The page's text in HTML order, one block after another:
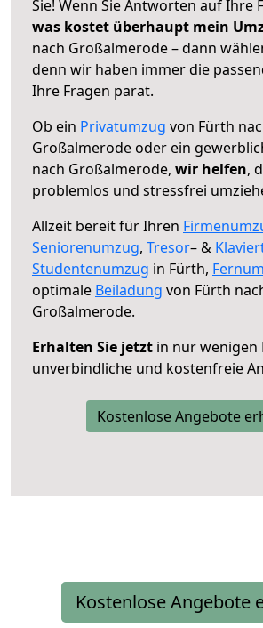
Sie! Wenn Sie Antworten auf Ihre
was kostet überhaupt mein
nach Großalmerode – dann
denn wir haben immer die
Ihre Fragen parat.
Ob ein Privatumzug von Fürth
Großalmerode oder ein
nach Großalmerode, wir helfen,
problemlos und stressfrei
Allzeit bereit für Ihren
Seniorenumzug, Tresor– &
Studentenumzug in Fürth,
optimale Beiladung von Fürth
Großalmerode.
Erhalten Sie jetzt in nur wenigen
unverbindliche und kostenfreie
Kostenlose Angebote
Kostenlose Angebote